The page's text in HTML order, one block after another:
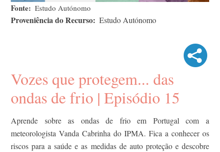
Fonte Estudo Autónomo
Proveniência do Recurso Estudo Autónomo
Vozes que protegem... das
ondas de frio | Episódio 15
Aprende sobre as ondas de frio em Portugal com a
meteorologista Vanda Cabrinha do IPMA. Fica a conhecer os
riscos para a saúde e as medidas de auto proteção e descobre